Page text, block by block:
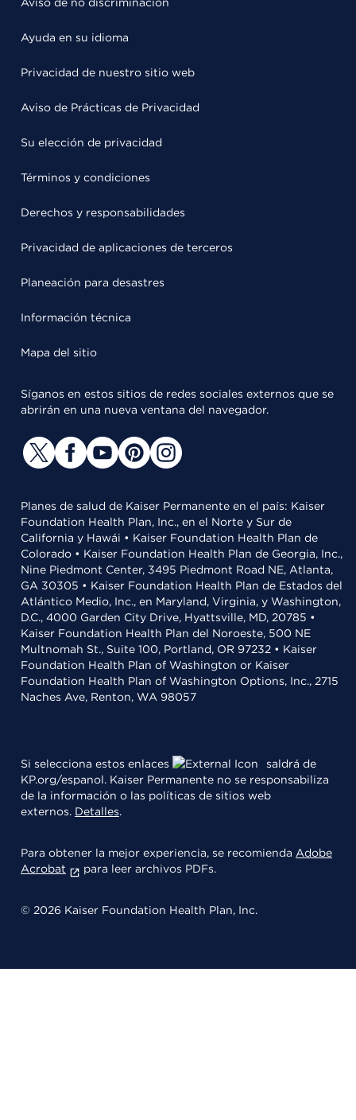
Ayuda en su idioma
Privacidad de nuestro sitio web
Aviso de Prácticas de Privacidad
Su elección de privacidad
Términos y condiciones
Derechos y responsabilidades
Privacidad de aplicaciones de terceros
Planeación para desastres
Información técnica
Mapa del sitio
Síganos en estos sitios de redes sociales externos que se
abrirán en una nueva ventana del navegador.
Planes de salud de Kaiser Permanente en el país: Kaiser
Foundation Health Plan, Inc., en el Norte y Sur de
California y Hawái • Kaiser Foundation Health Plan de
Colorado • Kaiser Foundation Health Plan de Georgia, Inc.,
Nine Piedmont Center, 3495 Piedmont Road NE, Atlanta,
GA 30305 • Kaiser Foundation Health Plan de Estados del
Atlántico Medio, Inc., en Maryland, Virginia, y Washington,
D.C., 4000 Garden City Drive, Hyattsville, MD, 20785 •
Kaiser Foundation Health Plan del Noroeste, 500 NE
Multnomah St., Suite 100, Portland, OR 97232 • Kaiser
Foundation Health Plan of Washington or Kaiser
Foundation Health Plan of Washington Options, Inc., 2715
Naches Ave, Renton, WA 98057
Si selecciona estos enlaces
saldrá de
KP.org/espanol. Kaiser Permanente no se responsabiliza
de la información o las políticas de sitios web
externos. Detalles.
Para obtener la mejor experiencia, se recomienda Adobe
Acrobat
para leer archivos PDFs.
© 2026 Kaiser Foundation Health Plan, Inc.